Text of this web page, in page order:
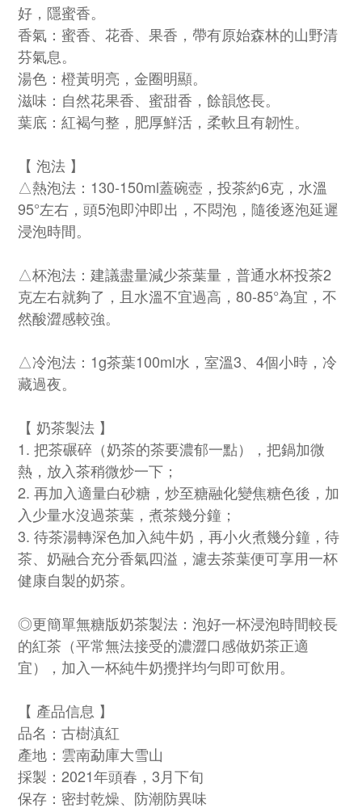
好，隱蜜香。
香氣：蜜香、花香、果香，帶有原始森林的山野清
芬氣息。
湯色：橙黃明亮，金圈明顯。
滋味：自然花果香、蜜甜香，餘韻悠長。
葉底：紅褐勻整，肥厚鮮活，柔軟且有韌性。
【 泡法 】
△熱泡法：130-150ml蓋碗壺，投茶約6克，水溫
95°左右，頭5泡即沖即出，不悶泡，隨後逐泡延遲
浸泡時間。
△杯泡法：建議盡量減少茶葉量，普通水杯投茶2
克左右就夠了，且水溫不宜過高，80-85°為宜，不
然酸澀感較強。
△冷泡法：1g茶葉100ml水，室溫3、4個小時，冷
藏過夜。
【 奶茶製法 】
1. 把茶碾碎（奶茶的茶要濃郁一點），把鍋加微
熱，放入茶稍微炒一下；
2. 再加入適量白砂糖，炒至糖融化變焦糖色後，加
入少量水沒過茶葉，煮茶幾分鐘；
3. 待茶湯轉深色加入純牛奶，再小火煮幾分鐘，待
茶、奶融合充分香氣四溢，濾去茶葉便可享用一杯
健康自製的奶茶。
◎更簡單無糖版奶茶製法：泡好一杯浸泡時間較長
的紅茶（平常無法接受的濃澀口感做奶茶正適
宜），加入一杯純牛奶攪拌均勻即可飲用。
【 產品信息 】
品名：古樹滇紅
產地：雲南勐庫大雪山
採製：2021年頭春，3月下旬
保存：密封乾燥、防潮防異味